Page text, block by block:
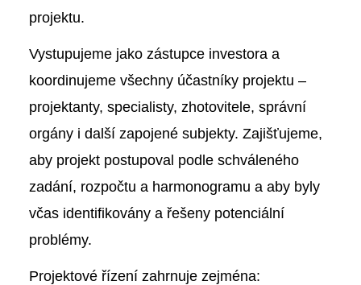
projektu.
Vystupujeme jako zástupce investora a
koordinujeme všechny účastníky projektu –
projektanty, specialisty, zhotovitele, správní
orgány i další zapojené subjekty. Zajišťujeme,
aby projekt postupoval podle schváleného
zadání, rozpočtu a harmonogramu a aby byly
včas identifikovány a řešeny potenciální
problémy.
Projektové řízení zahrnuje zejména: